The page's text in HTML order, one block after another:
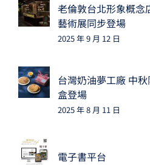
老倫敦台北形象概念
藝術展同步登場
2025 年 9 月 12 日
台灣奶油夢工廠 中
盒登場
2025 年 8 月 11 日
電子書平台